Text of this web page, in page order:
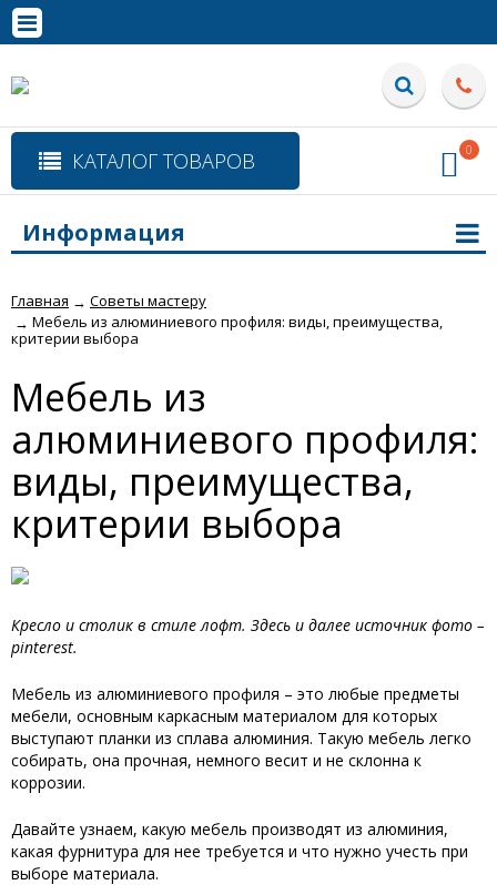
КАТАЛОГ ТОВАРОВ 0
Главная → Советы мастеру
→ Мебель из алюминиевого профиля: виды, преимущества,
критерии выбора
Мебель из
алюминиевого профиля:
виды, преимущества,
критерии выбора
Кресло и столик в стиле лофт. Здесь и далее источник фото –
pinterest.
Мебель из алюминиевого профиля – это любые предметы
мебели, основным каркасным материалом для которых
выступают планки из сплава алюминия. Такую мебель легко
собирать, она прочная, немного весит и не склонна к
коррозии.
Давайте узнаем, какую мебель производят из алюминия,
какая фурнитура для нее требуется и что нужно учесть при
выборе материала.
Информация